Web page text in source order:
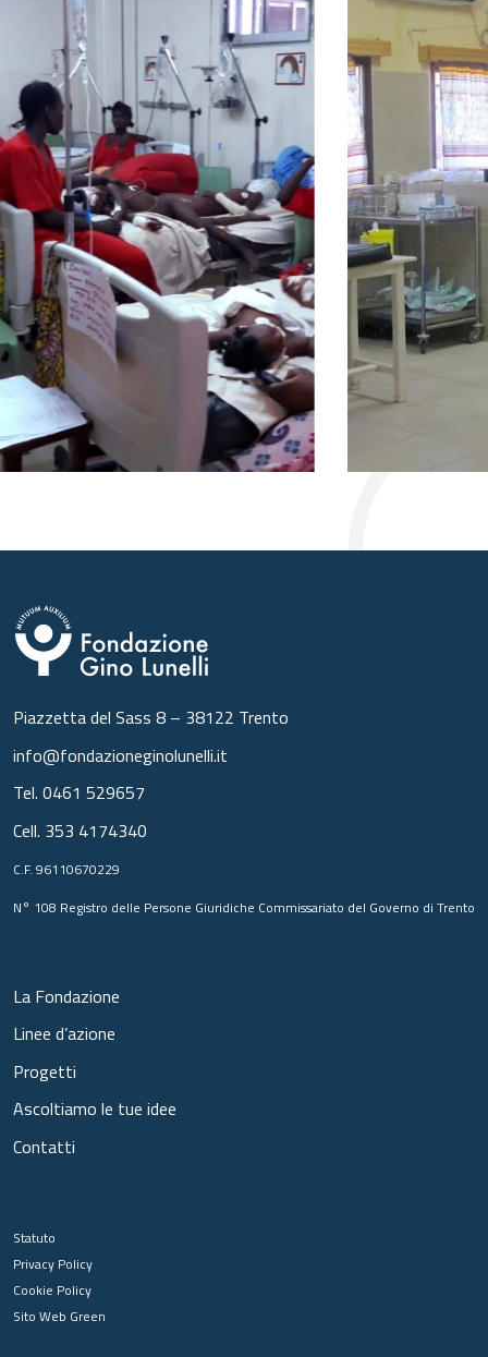
Piazzetta del Sass 8 – 38122 Trento
info@fondazioneginolunelli.it
Tel. 0461 529657
Cell. 353 4174340
C.F. 96110670229
N° 108 Registro delle Persone Giuridiche Commissariato del Governo di Trento
La Fondazione
Linee d’azione
Progetti
Ascoltiamo le tue idee
Contatti
Statuto
Privacy Policy
Cookie Policy
Sito Web Green